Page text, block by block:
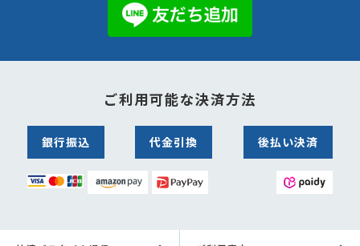
ご利用可能な決済方法
銀行振込 代金引換 後払い決済